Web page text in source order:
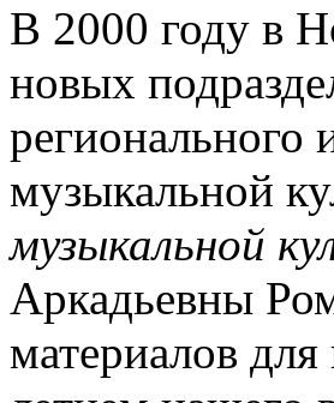
В 2000 году в
новых
регионального
музыкальной
музыкальной
Аркадьевны
материалов